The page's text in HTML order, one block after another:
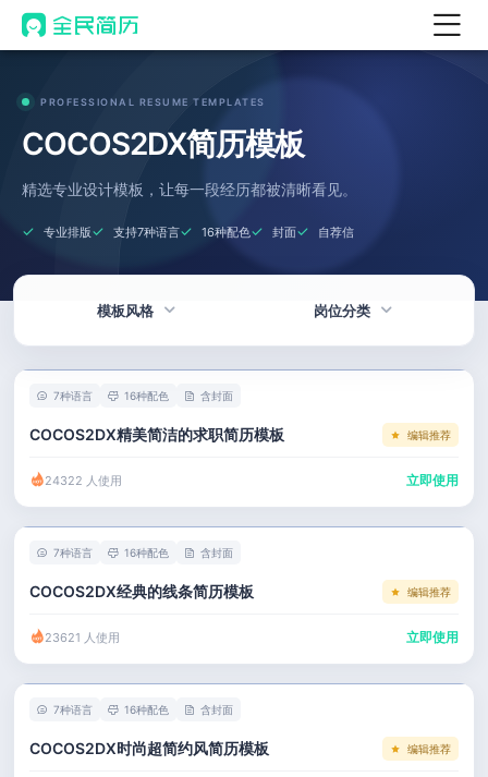
AI 生成简历
AI 优化简历
AI 翻译简历
AI 诊断简历
AI 模拟面试
AI 职场工具 New
简历模板
PROFESSIONAL RESUME TEMPLATES
COCOS2DX简历模板
精选专业设计模板，让每一段经历都被清晰看见。
专业排版 支持7种语言 16种配色 封面 自荐信
模板风格
简洁
应届生
左右分栏
考研复试
岗位分类
产品 / 设计
金融 / 汽车
市场 / 运营
人事 / 行政
7种语言 16种配色 含封面
COCOS2DX精美简洁的求职简历模板 编辑推荐
24322 人使用 立即使用
7种语言 16种配色 含封面
COCOS2DX经典的线条简历模板 编辑推荐
23621 人使用 立即使用
7种语言 16种配色 含封面
COCOS2DX时尚超简约风简历模板 编辑推荐